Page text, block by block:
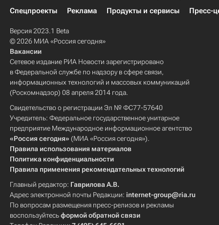
Спецпроекты
Реклама Продукты и сервисы Пресс-
Версия 2023.1 Beta
© 2026 МИА «Россия сегодня»
Вакансии
Сетевое издание РИА Новости зарегистрировано
в Федеральной службе по надзору в сфере связи,
информационных технологий и массовых коммуникаций
(Роскомнадзор) 08 апреля 2014 года.
Свидетельство о регистрации Эл № ФС77-57640
Учредитель: Федеральное государственное унитарное
предприятие Международное информационное агентство
«Россия сегодня» (МИА «Россия сегодня»).
Правила использования материалов
Политика конфиденциальности
Правила применения рекомендательных технологий
Главный редактор: Гаврилова А.В.
Адрес электронной почты Редакции: internet-group@ria.ru
По вопросам размещения пресс-релизов и рекламы
воспользуйтесьформой обратной связи